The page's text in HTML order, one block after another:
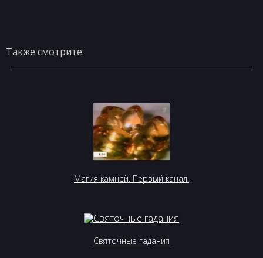
Также смотрите:
Магия камней. Первый канал.
Святочные гадания